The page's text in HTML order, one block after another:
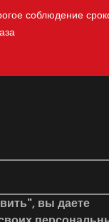
соблюдение
вы даете